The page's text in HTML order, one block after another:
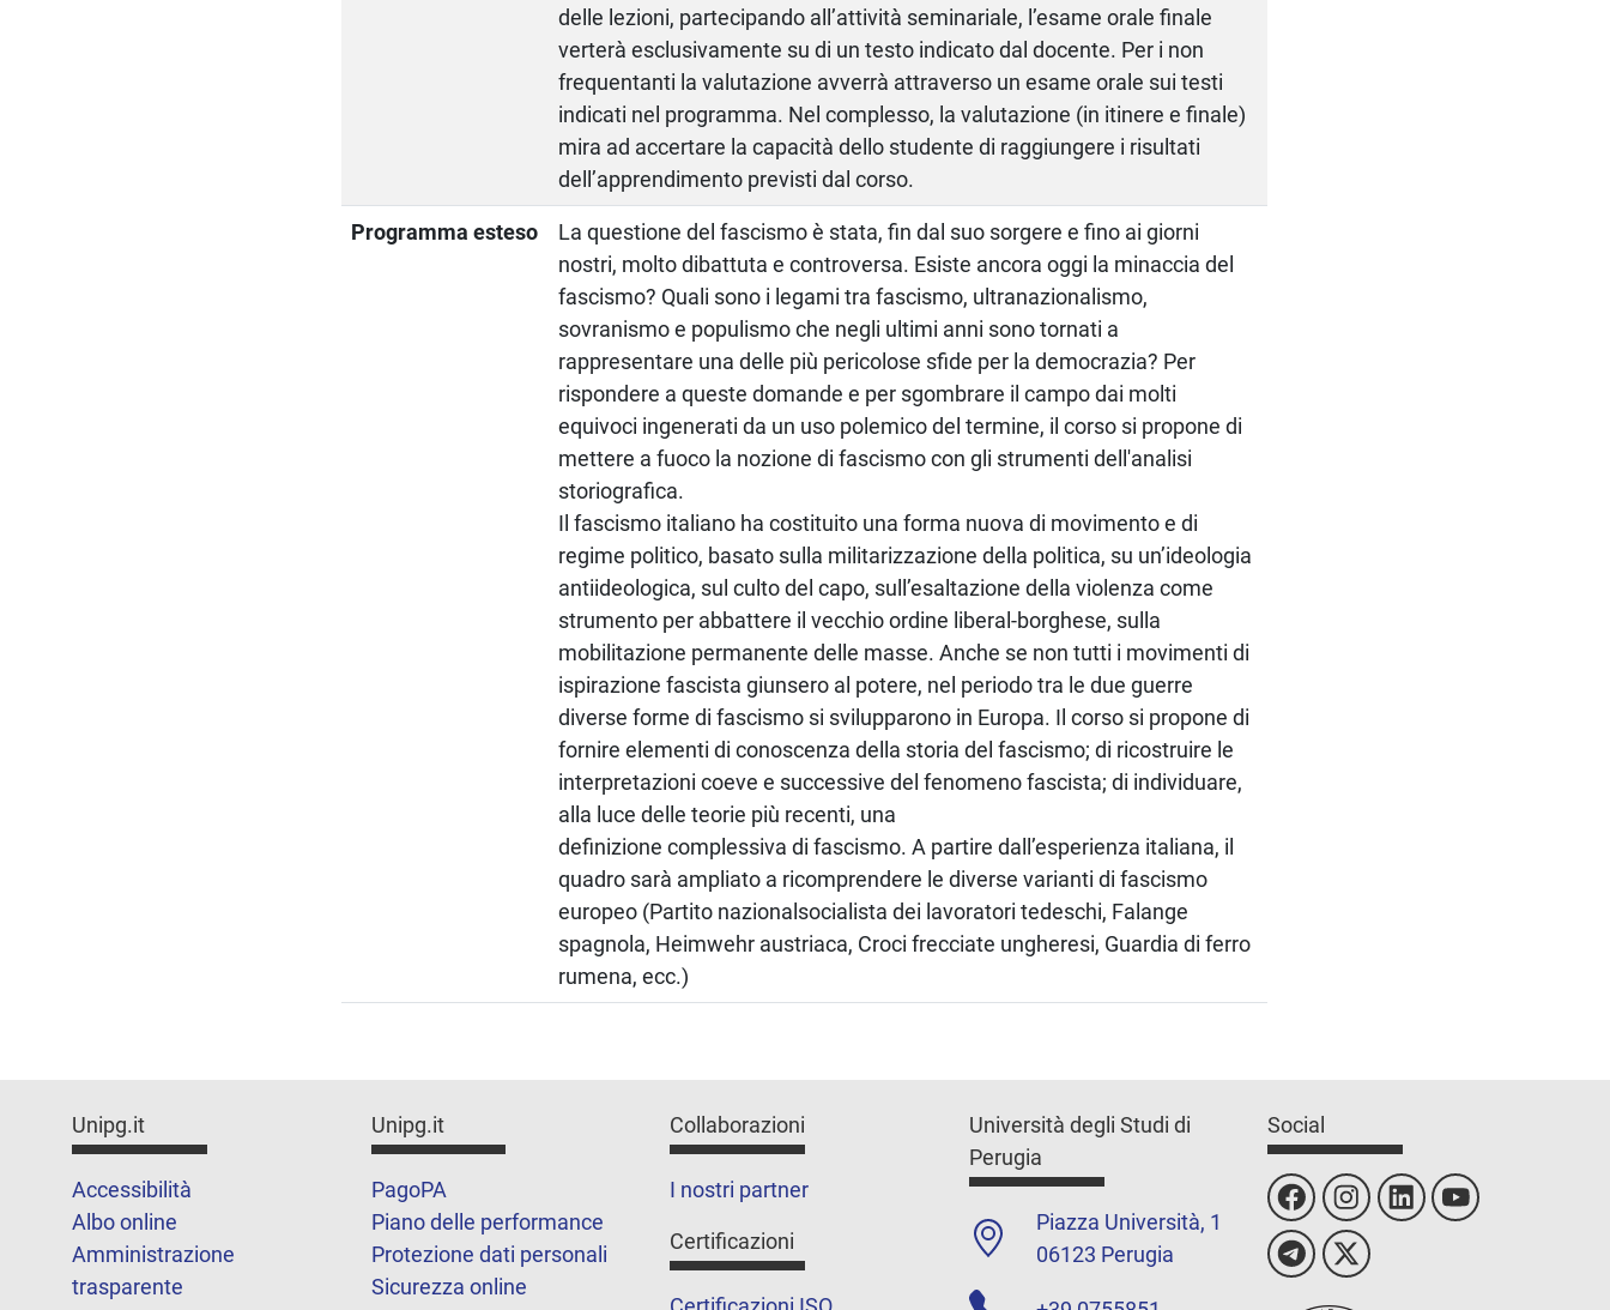
delle lezioni, partecipando all’attività seminariale, l’esame orale finale
verterà esclusivamente su di un testo indicato dal docente. Per i non
frequentanti la valutazione avverrà attraverso un esame orale sui testi
indicati nel programma. Nel complesso, la valutazione (in itinere e finale)
mira ad accertare la capacità dello studente di raggiungere i risultati
dell’apprendimento previsti dal corso.
Programma esteso
La questione del fascismo è stata, fin dal suo sorgere e fino ai giorni
nostri, molto dibattuta e controversa. Esiste ancora oggi la minaccia del
fascismo? Quali sono i legami tra fascismo, ultranazionalismo,
sovranismo e populismo che negli ultimi anni sono tornati a
rappresentare una delle più pericolose sfide per la democrazia? Per
rispondere a queste domande e per sgombrare il campo dai molti
equivoci ingenerati da un uso polemico del termine, il corso si propone di
mettere a fuoco la nozione di fascismo con gli strumenti dell'analisi
storiografica.
Il fascismo italiano ha costituito una forma nuova di movimento e di
regime politico, basato sulla militarizzazione della politica, su un’ideologia
antiideologica, sul culto del capo, sull’esaltazione della violenza come
strumento per abbattere il vecchio ordine liberal-borghese, sulla
mobilitazione permanente delle masse. Anche se non tutti i movimenti di
ispirazione fascista giunsero al potere, nel periodo tra le due guerre
diverse forme di fascismo si svilupparono in Europa. Il corso si propone di
fornire elementi di conoscenza della storia del fascismo; di ricostruire le
interpretazioni coeve e successive del fenomeno fascista; di individuare,
alla luce delle teorie più recenti, una
definizione complessiva di fascismo. A partire dall’esperienza italiana, il
quadro sarà ampliato a ricomprendere le diverse varianti di fascismo
europeo (Partito nazionalsocialista dei lavoratori tedeschi, Falange
spagnola, Heimwehr austriaca, Croci frecciate ungheresi, Guardia di ferro
rumena, ecc.)
Unipg.it
Accessibilità
Albo online
Amministrazione
trasparente
Unipg.it
PagoPA
Piano delle performance
Protezione dati personali
Sicurezza online
Collaborazioni
I nostri partner
Certificazioni
Università degli Studi di
Perugia
Piazza Università, 1
06123 Perugia
Social